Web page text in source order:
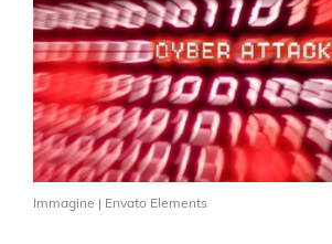
Immagine | Envato Elements